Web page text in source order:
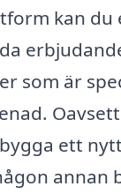
kan du
som är
ett
annan